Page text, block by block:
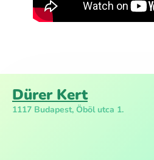
Dürer Kert
1117 Budapest, Öböl utca 1.